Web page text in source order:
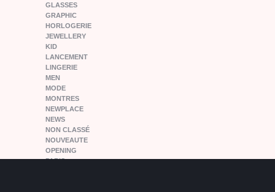
GLASSES
GRAPHIC
HORLOGERIE
JEWELLERY
KID
LANCEMENT
LINGERIE
MEN
MODE
MONTRES
NEWPLACE
NEWS
NON CLASSÉ
NOUVEAUTE
OPENING
PARIS